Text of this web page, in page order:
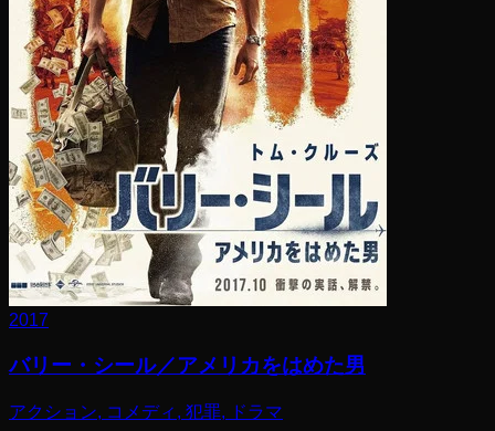
2017
バリー・シール／アメリカをはめた男
アクション, コメディ, 犯罪, ドラマ